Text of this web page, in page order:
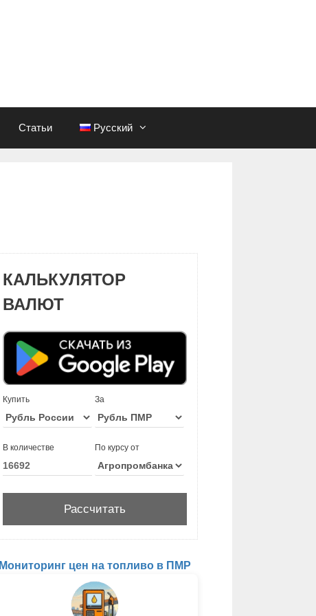
Статьи Русский
КАЛЬКУЛЯТОР
ВАЛЮТ
Купить За
В количестве По курсу от
Мониторинг цен на топливо в ПМР